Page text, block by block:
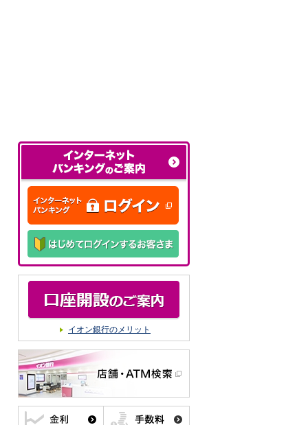
イオン銀行のメリット